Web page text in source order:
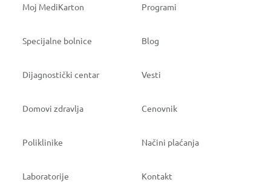
Moj MediKarton Programi
Specijalne bolnice Blog
Dijagnostički centar Vesti
Domovi zdravlja Cenovnik
Poliklinike Načini plaćanja
Laboratorije Kontakt